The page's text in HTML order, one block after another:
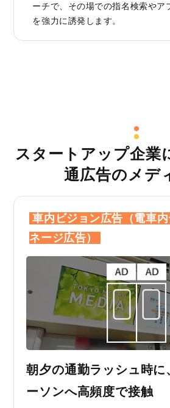
ーチで、その場での指名検索やア
を強力に誘発します。
スタートアップ企業
通広告のメデ
車内ビジョン広告（電車
ネージ広告）
朝夕の通勤ラッシュ時に
ーソンへ高頻度で接触